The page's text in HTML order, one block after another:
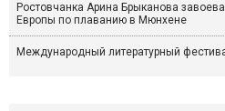
Ростовчанка Арина Брыканова
Европы по плаванию в Мюнхене
Международный литературный